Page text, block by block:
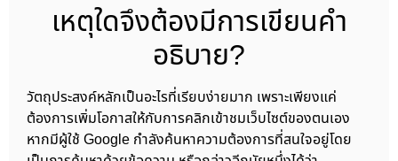
เหตุใดจึงต้องมีการเขียนคำ
อธิบาย?
วัตถุประสงค์หลักเป็นอะไรที่เรียบง่ายมาก เพราะเพียงแค่
ต้องการเพิ่มโอกาสให้กับการคลิกเข้าชมเว็บไซต์ของตนเอง
หากมีผู้ใช้ Google กำลังค้นหาความต้องการที่สนใจอยู่โดย